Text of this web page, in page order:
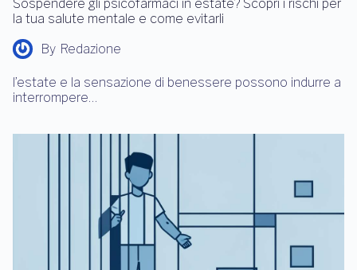
Sospendere gli psicofarmaci in estate? Scopri i rischi per
la tua salute mentale e come evitarli
By Redazione
l’estate e la sensazione di benessere possono indurre a
interrompere…